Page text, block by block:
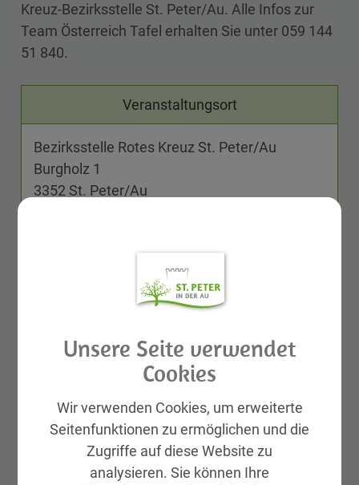
Kreuz-Bezirksstelle St. Peter/Au. Alle Infos zur
Team Österreich Tafel erhalten Sie unter 059 144
51 840.
Veranstaltungsort
Bezirksstelle Rotes Kreuz St. Peter/Au
Burgholz 1
3352 St. Peter/Au
Dokumente
Veranstalter
Rotes Kreuz St. Peter/Au
Unsere Seite verwendet
Cookies
Wir verwenden Cookies, um erweiterte
Seitenfunktionen zu ermöglichen und die
Zugriffe auf diese Website zu
analysieren. Sie können Ihre